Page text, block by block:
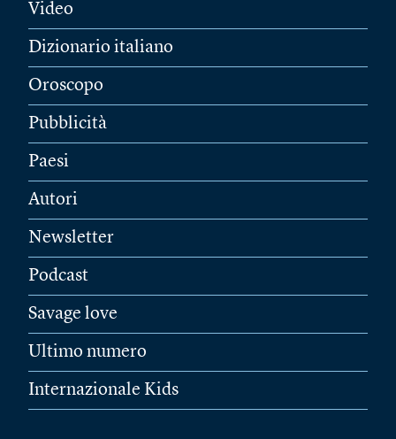
Video
Dizionario italiano
Oroscopo
Pubblicità
Paesi
Autori
Newsletter
Podcast
Savage love
Ultimo numero
Internazionale Kids